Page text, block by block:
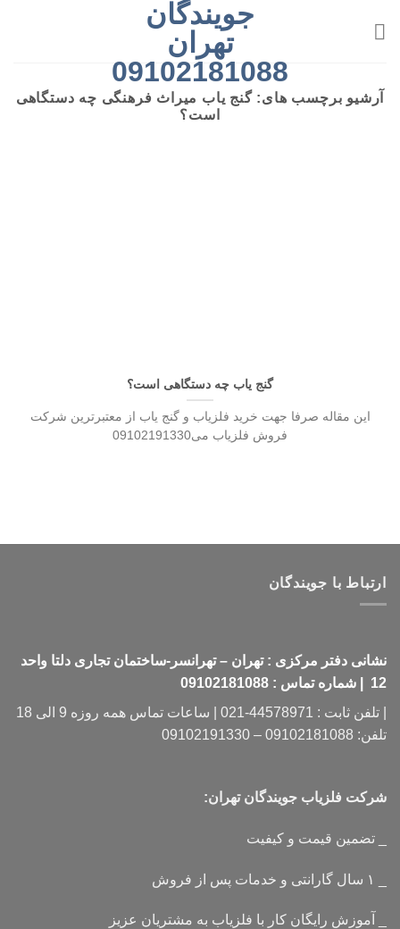
جویندگان
تهران
09102181088
آرشیو برچسب های:گنج یاب میراث فرهنگی چه دستگاهی
است؟
گنج یاب چه دستگاهی است؟
این مقاله صرفا جهت خرید فلزیاب و گنج یاب از معتبرترین شرکت
فروش فلزیاب می09102191330
ارتباط با جویندگان
نشانی دفتر مرکزی : تهران – تهرانسر-ساختمان تجاری دلتا واحد
12 | شماره تماس : 09102181088
| تلفن ثابت : 44578971-021 | ساعات تماس همه روزه 9 الی 18
تلفن: 09102181088 – 09102191330
شرکت فلزیاب جویندگان تهران:
_ تضمین قیمت و کیفیت
_ آموزش رایگان کار با فلزیاب به مشتریان عزیز